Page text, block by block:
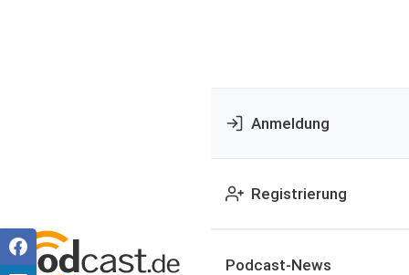
Anmeldung
Registrierung
Podcast-News